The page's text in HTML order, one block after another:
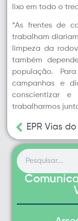
lixo em todo o
“As frentes de
trabalham
limpeza da
também
população.
campanhas e
conscientizar
trabalharmos